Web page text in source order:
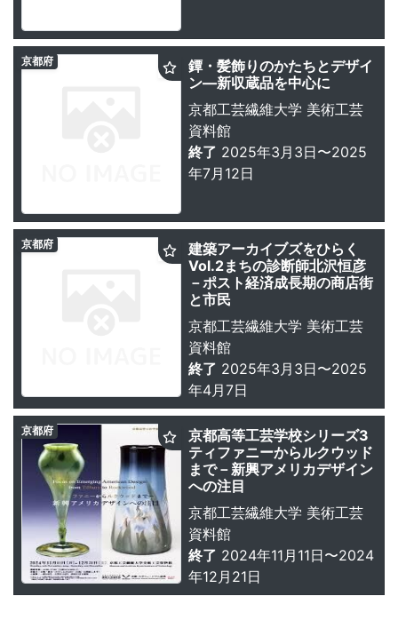
鐔・髪飾りのかたちとデザイ
ン―新収蔵品を中心に
京都工芸繊維大学 美術工芸
資料館
終了 2025年3月3日〜2025
年7月12日
京都府
建築アーカイブズをひらく
Vol.2まちの診断師北沢恒彦
－ポスト経済成長期の商店街
と市民
京都工芸繊維大学 美術工芸
資料館
終了 2025年3月3日〜2025
年4月7日
京都府
京都高等工芸学校シリーズ3
ティファニーからルクウッド
まで－新興アメリカデザイン
への注目
京都工芸繊維大学 美術工芸
資料館
終了 2024年11月11日〜2024
年12月21日
京都府